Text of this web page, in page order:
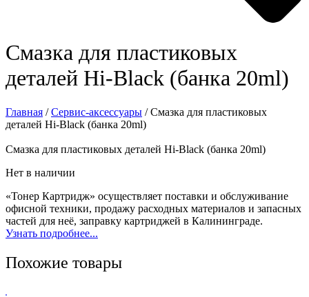
Смазка для пластиковых
деталей Hi-Black (банка 20ml)
Главная /Сервис-аксессуары / Смазка для пластиковых
деталей Hi-Black (банка 20ml)
Смазка для пластиковых деталей Hi-Black (банка 20ml)
Нет в наличии
«Тонер Картридж» осуществляет поставки и обслуживание
офисной техники, продажу расходных материалов и запасных
частей для неё, заправку картриджей в Калининграде.
Узнать подробнее...
Похожие товары